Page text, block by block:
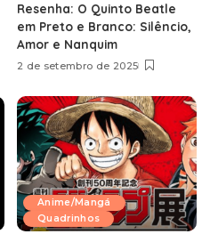
Resenha: O Quinto Beatle
em Preto e Branco: Silêncio,
Amor e Nanquim
2 de setembro de 2025
Anime/Mangá
Quadrinhos